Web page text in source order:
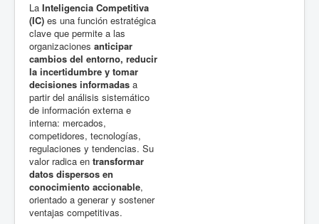
La Inteligencia Competitiva
(IC) es una función estratégica
clave que permite a las
organizaciones anticipar
cambios del entorno, reducir
la incertidumbre y tomar
decisiones informadas a
partir del análisis sistemático
de información externa e
interna: mercados,
competidores, tecnologías,
regulaciones y tendencias. Su
valor radica en transformar
datos dispersos en
conocimiento accionable,
orientado a generar y sostener
ventajas competitivas.